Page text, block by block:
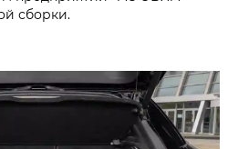
сборки.